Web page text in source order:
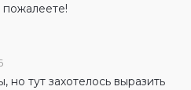
тут захотелось выразить